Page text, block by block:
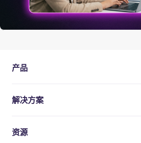
产品
解决方案
资源